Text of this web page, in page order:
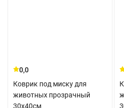
0,0
Коврик под миску для
животных прозрачный
30x40см